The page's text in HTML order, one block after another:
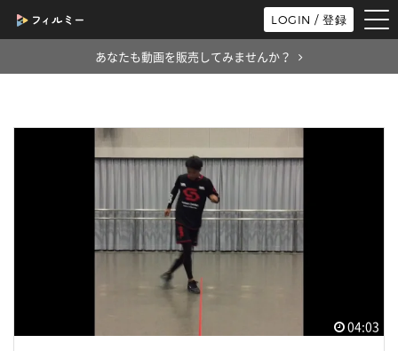
LOGIN / 登録
あなたも動画を販売してみませんか？
04:03